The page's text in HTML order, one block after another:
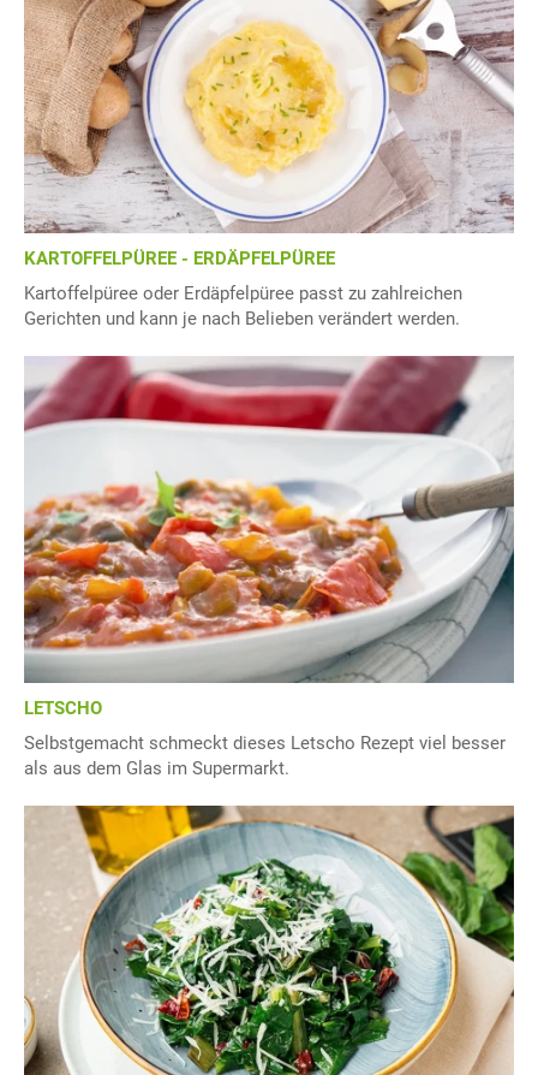
KARTOFFELPÜREE - ERDÄPFELPÜREE
Kartoffelpüree oder Erdäpfelpüree passt zu zahlreichen
Gerichten und kann je nach Belieben verändert werden.
LETSCHO
Selbstgemacht schmeckt dieses Letscho Rezept viel besser
als aus dem Glas im Supermarkt.